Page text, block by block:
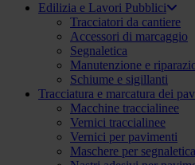
Edilizia e Lavori Pubblici
Tracciatori da cantiere
Accessori di marcaggio
Segnaletica
Manutenzione e
Schiume e sigillanti
Tracciatura e marcatura dei
Macchine traccialinee
Vernici traccialinee
Vernici per pavimenti
Maschere per